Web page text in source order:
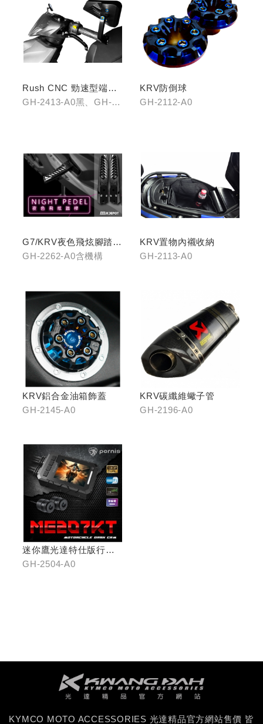
Rush CNC 勁速型端子
藍鏡(黑/銀/鈦)
GH-2413-A0黑、GH-
KRV防倒球
GH-2112-A0
G7/KRV夜色飛炫腳踏
(含機構LHJ8)
GH-2262-A0含機構
KRV置物內襯收納
GH-2113-A0
KRV鋁合金油箱飾蓋
GH-2145-A0
KRV碳纖維蠍子管
GH-2196-A0
迷你鷹光達特仕版行車
記錄器
GH-2504-A0
KYMCO MOTO ACCESSORIES 光達精品官方網站售價 皆